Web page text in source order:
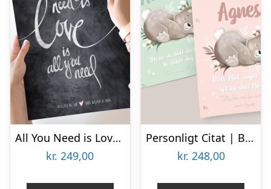
All You Need is Love Plakat |Â Mørk
kr. 249,00
Personligt Citat | Bjørn
kr. 248,00